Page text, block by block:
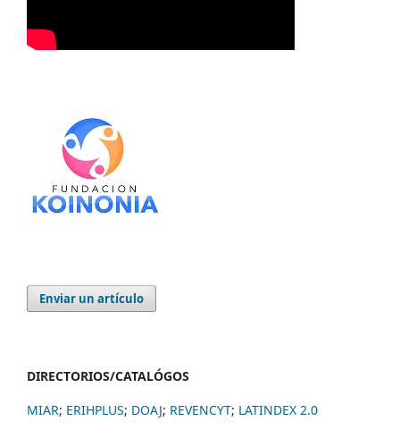
Enviar un artículo
DIRECTORIOS/CATALÓGOS
MIAR; ERIHPLUS; DOAJ; REVENCYT; LATINDEX 2.0